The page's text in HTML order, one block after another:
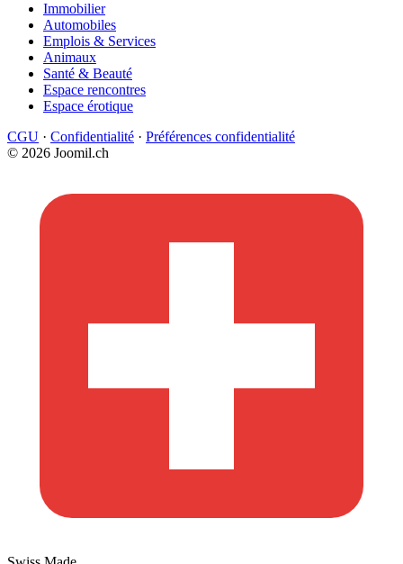
Immobilier
Automobiles
Emplois & Services
Animaux
Santé & Beauté
Espace rencontres
Espace érotique
CGU · Confidentialité · Préférences confidentialité
© 2026 Joomil.ch